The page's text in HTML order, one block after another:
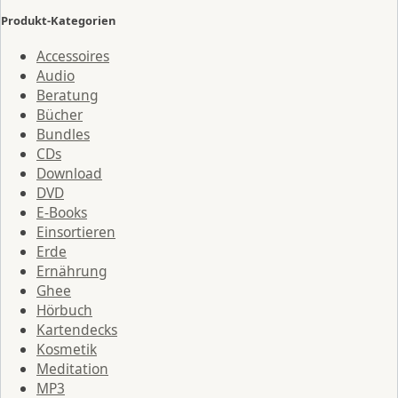
Produkt-Kategorien
Accessoires
Audio
Beratung
Bücher
Bundles
CDs
Download
DVD
E-Books
Einsortieren
Erde
Ernährung
Ghee
Hörbuch
Kartendecks
Kosmetik
Meditation
MP3